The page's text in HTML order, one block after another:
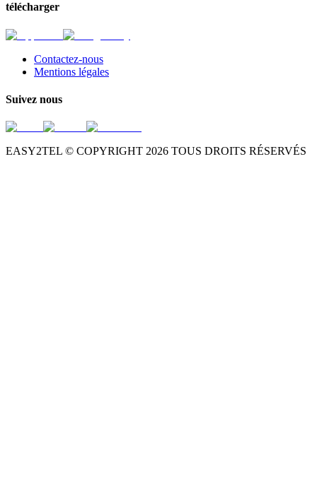
télécharger
Contactez-nous
Mentions légales
Suivez nous
EASY2TEL © COPYRIGHT 2026 TOUS DROITS RÉSERVÉS